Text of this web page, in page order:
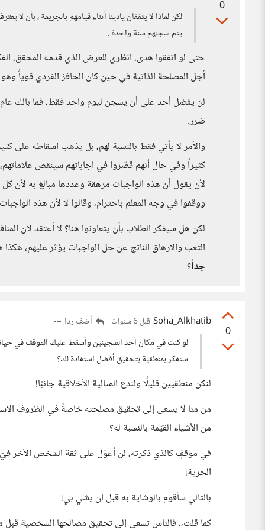
0
لكن لماذا لا يتفقان يادينا أثناء قيامهم بالجريمة ، بأن
يتم سجنهم سنة واحدة .
حتى لو اتفقوا هدى، انظري للعرض الذي قدمه المحقق،
أجل المصلحة الذاتية في حين كان الحافز الفردي قوياً
لن يفضل أحد على أن يسجن ليوم واحد فقط، فما بالك
ضرر.
والأمر لا يأتي فقط بالنسبة لهم، بل يذهب اسقاطه على
كثيراً وفي حال أنهم قصّروا في اجاباتهم سينقص
لأن يقول أن هذه الواجبات مرهقة وعددها مبالغ به
ووقفوا في وجه المعلم باحترام، وقالوا لا لأن هذه
لكن هل سيفكر الطلاب بأن يتعاونوا هنا؟ لا أعتقد لأن
التعب والارهاق الناتج عن حل الواجبات يؤثر عليهم، هكذا
جداً؟
0
Soha_Alkhatib قبل 6 سنوات
أضف ردا
لو كنت في مكان أحد السجينين وأسقط عليك الموقف في
ستفكر بمنطقية بتحقيق أفضل استفادة لك؟
لنكن منطقيين قليلًا ولندع المثالية الأخلاقية جانبًا!
من منا لا يسعى إلى تحقيق مصلحته خاصةً في الظروف
من الأشياء القيّمة بالنسبة له؟
في موقفٍ كالذي ذكرته، لن أعوّل على ثقة الشخص الآخر
الحرية!
بالتالي سأقوم بالوشاية به قبل أن يشي بي!
كما قلت،، فالناس تسعى إلى تحقيق مصالحها الشخصية قبل